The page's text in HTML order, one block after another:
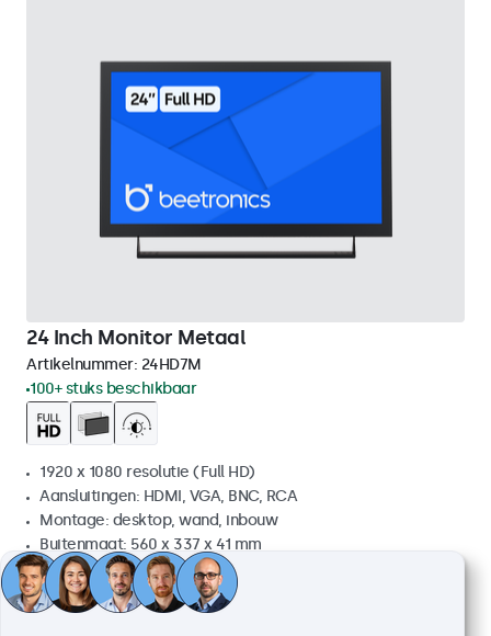
24 Inch Monitor Metaal
Artikelnummer: 24HD7M
100+ stuks beschikbaar
1920 x 1080 resolutie (Full HD)
Aansluitingen: HDMI, VGA, BNC, RCA
Montage: desktop, wand, inbouw
Buitenmaat: 560 x 337 x 41 mm
€ 499,00
€ 603,79 incl. btw